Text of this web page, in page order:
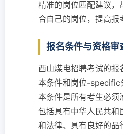
精准的岗位匹配建议，
合自己的岗位，提高报
报名条件与资格审
西山煤电招聘考试的报
本条件和岗位-specific
本条件是所有考生必须
包括具有中华人民共和
和法律、具有良好的品